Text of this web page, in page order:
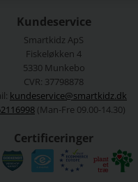
Kundeservice
Smartkidz ApS
Fiskeløkken 4
5330 Munkebo
CVR: 37798878
kundeservice@smartkidz.dk
(Man-Fre 09.00-14.30)
Certificeringer